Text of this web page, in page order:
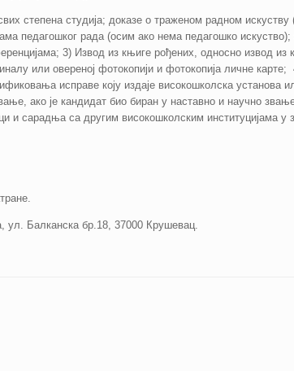
степена студија; доказе о траженом радном искуству
педагошког рада (осим ако нема педагошко
3) Извод из књиге рођених, односно извод из
или овереној фотокопији и фотокопија личне
исправе коју издаје високошколска
ако је кандидат био биран у наставно и научно
и сарадња са другим високошколским институцијама у
ул. Балканска бр.18, 37000 Крушевац.